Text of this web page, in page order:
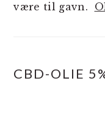
være til gavn.
CBD-OLIE